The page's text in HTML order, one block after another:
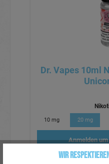
Dr. Vapes 10ml
10 mg 20 mg
Anmelden
Wir